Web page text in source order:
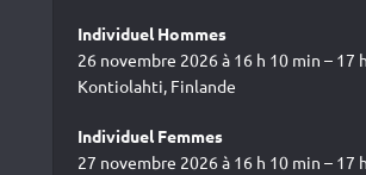
Individuel Hommes
26 novembre 2026 à 16 h 10 min – 17
Kontiolahti, Finlande
Individuel Femmes
27 novembre 2026 à 16 h 10 min – 17